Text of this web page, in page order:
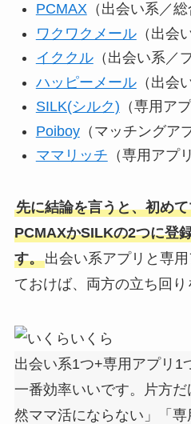
PCMAX（出会い系／総
ワクワクメール（出会
イククル（出会い系／
ハッピーメール（出会
SILK(シルク) （専用ア
Poiboy（マッチングア
ママリッチ （専用アプ
先に結論を言うと、初め
PCMAXかSILKの2つに登
す。出会い系アプリと専
ておけば、両方の立ち回り
いくら
出会い系1つ+専用アプリ1
一番効率いいです。片方
然ママ活にならない」「